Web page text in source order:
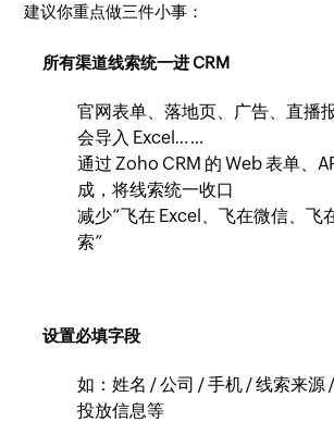
建议你重点做三件小事：
所有渠道线索统一进 CRM
官网表单、落地页、广告、直播
会导入 Excel……
通过 Zoho CRM 的 Web 表单、
成，将线索统一收口
减少“飞在 Excel、飞在微信、飞
索”
设置必填字段
如：姓名 / 公司 / 手机 / 线索来源
投放信息等